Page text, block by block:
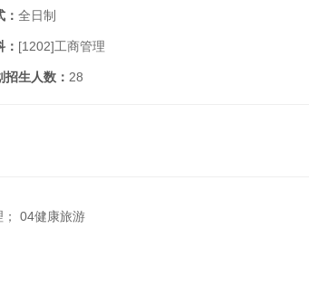
全日制
[1202]工商管理
招生人数： 28
04健康旅游